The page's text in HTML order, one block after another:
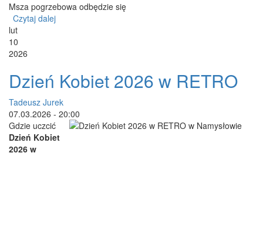
Msza pogrzebowa odbędzie się
Czytaj dalej
lut
10
2026
Dzień Kobiet 2026 w RETRO
Tadeusz Jurek
07.03.2026 - 20:00
Gdzie uczcić
Dzień Kobiet
2026 w